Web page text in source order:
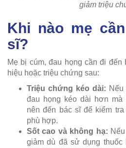
giảm triệu
Khi nào mẹ
sĩ?
Mẹ bị cúm, đau họng cần đi
hiệu hoặc triệu chứng sau:
Triệu chứng kéo dài:
đau họng kéo dài hơn mà
nên đến bác sĩ để kiểm
phù hợp.
Sốt cao và không hạ:
giảm dù đã sử dụng thuốc